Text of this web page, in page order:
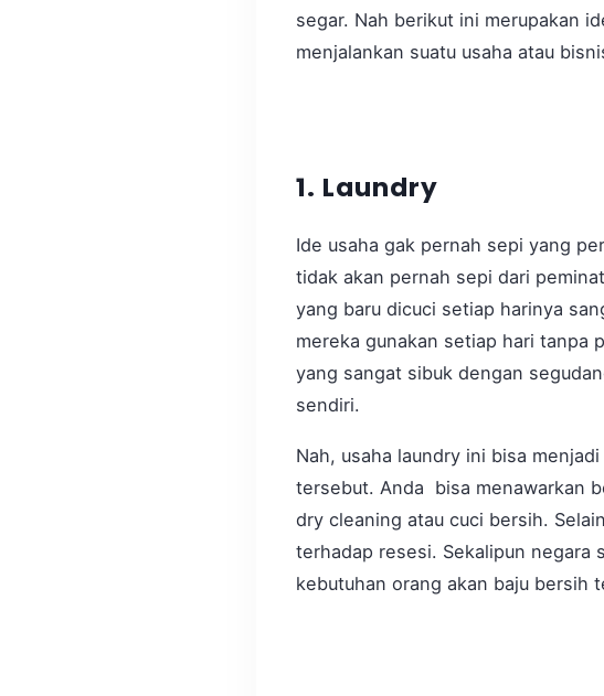
segar. Nah berikut ini merupakan
menjalankan suatu usaha atau
1. Laundry
Ide usaha gak pernah sepi yang
tidak akan pernah sepi dari
yang baru dicuci setiap harinya
mereka gunakan setiap hari tanpa
yang sangat sibuk dengan
sendiri.
Nah, usaha laundry ini bisa
tersebut. Anda bisa menawarkan
dry cleaning atau cuci bersih.
terhadap resesi. Sekalipun negara
kebutuhan orang akan baju bersih